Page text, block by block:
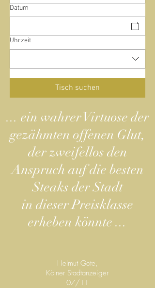
Datum
Uhrzeit
Tisch suchen
... ein wahrer Virtuose der
gezähmten offenen Glut,
der zweifellos den
Anspruch auf die besten
Steaks der Stadt
in dieser Preisklasse
erheben könnte ...
Helmut Gote,
Kölner Stadtanzeiger
07/11